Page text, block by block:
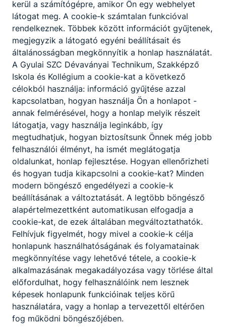
demográfiai folyamatok említett változása győzte
meg a helyi képviselő-testületet arról, hogy a
településnek saját középiskolára van szüksége. Az
1997. szeptember 18-i testületi ülésen határozat
született az önálló szakképző iskola
megalapításáról.
Az 1998/99-es tanévre a dévaványai fiatalok már
a helyi Eötvös József Gimnázium és Szakképző
Iskolába iratkozhattak be, amely akkor a
Széchenyi utcában, egy földszintes épületben
működött. A városi rangra pályázó nagyközség
jelentős saját erőfeszítéssel és különböző
pályázatokkal nyert anyagi források
felhasználásával közel kétszázmillió forintos
költséggel új iskolaépületet teremtett, melyet
1999. augusztus 29-én avattak fel. Az
egyemeletes neoklasszicista stílusú épületben 12
tanterem, kémiai előadó, számítástechnikai
szaktanterem, fodrász és nőiruha-készítő
tanműhely ünnepségek lebonyolítására impozáns
aula és könyvtár van, a tanítás végeztével pedig a
tágas ebédlőben étkezhetnek a diákok.
Az utóbbi években átalakult a képzési kínálatunk:
a gimnáziumi képzés helyett szakközépiskolai
osztályokat indítunk, melyekben érettségi mellett,
ügyvitel, szépészet és vendéglátás szakirányra is
kerül a számítógépre, amikor Ön egy webhelyet
látogat meg. A cookie-k számtalan funkcióval
rendelkeznek. Többek között információt gyűjtenek,
megjegyzik a látogató egyéni beállításait és
általánosságban megkönnyítik a honlap használatát.
A Gyulai SZC Dévaványai Technikum, Szakképző
Iskola és Kollégium a cookie-kat a következő
célokból használja: információ gyűjtése azzal
kapcsolatban, hogyan használja Ön a honlapot -
annak felmérésével, hogy a honlap melyik részeit
látogatja, vagy használja leginkább, így
megtudhatjuk, hogyan biztosítsunk Önnek még jobb
felhasználói élményt, ha ismét meglátogatja
oldalunkat, honlap fejlesztése. Hogyan ellenőrizheti
és hogyan tudja kikapcsolni a cookie-kat? Minden
modern böngésző engedélyezi a cookie-k
beállításának a változtatását. A legtöbb böngésző
alapértelmezettként automatikusan elfogadja a
cookie-kat, de ezek általában megváltoztathatók.
Felhívjuk figyelmét, hogy mivel a cookie-k célja
honlapunk használhatóságának és folyamatainak
megkönnyítése vagy lehetővé tétele, a cookie-k
alkalmazásának megakadályozása vagy törlése által
előfordulhat, hogy felhasználóink nem lesznek
képesek honlapunk funkcióinak teljes körű
használatára, vagy a honlap a tervezettől eltérően
fog működni böngészőjében.